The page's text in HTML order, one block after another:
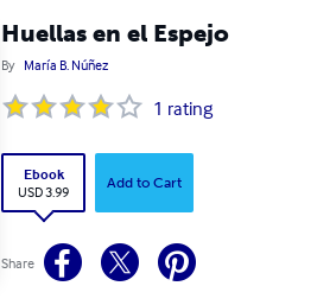
Huellas en el Espejo
By María B. Núñez
1 rating
Ebook
USD 3.99
Add to Cart
Share